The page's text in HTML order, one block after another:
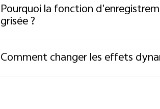
Pourquoi la fonction
grisée ?
Comment changer les effets